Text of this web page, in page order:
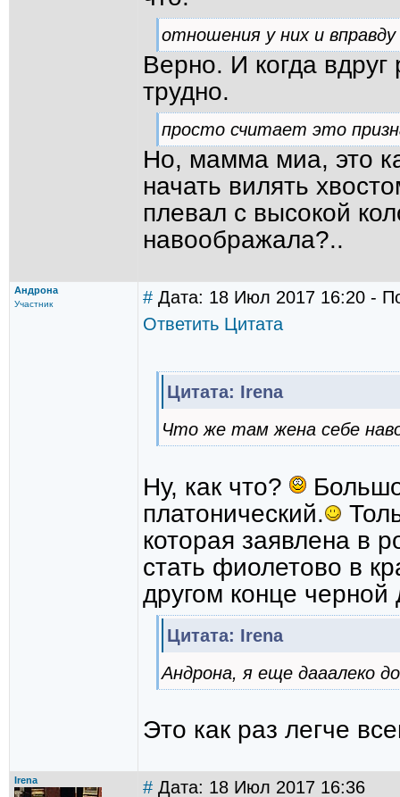
отношения у них и
Верно. И когда вдруг
трудно.
просто считает это
Но, мамма миа, это
начать вилять
плевал с высокой
навоображала?..
Андрона
Участник # Дата: 18 Июл 2017 16:20 -
Ответить Цитата
Цитата: Irena
Что же там жена себе
Ну, как что?
платонический.
которая заявлена в
стать фиолетово в
другом конце
Цитата: Irena
Андрона, я еще дааалеко
Это как раз легче
Irena # Дата: 18 Июл 2017 16:36